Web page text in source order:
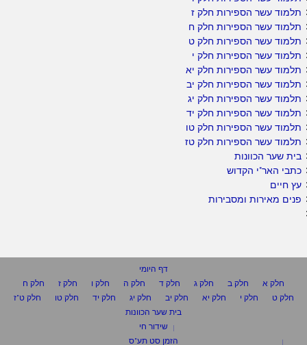
תלמוד עשר הספירות חלק ז
תלמוד עשר הספירות חלק ח
תלמוד עשר הספירות חלק ט
תלמוד עשר הספירות חלק י
תלמוד עשר הספירות חלק יא
תלמוד עשר הספירות חלק יב
תלמוד עשר הספירות חלק יג
תלמוד עשר הספירות חלק יד
תלמוד עשר הספירות חלק טו
תלמוד עשר הספירות חלק טז
בית שער הכוונות
כתבי האר"י הקדוש
עץ חיים
פנים מאירות ומסבירות
דף היומי
חלק א
חלק ב חלק ג חלק ד חלק ה חלק ו חלק ז
חלק ח
חלק ט
חלק י חלק יא חלק יב חלק יג חלק יד חלק טו
חלק ט"ז
בית שער הכוונות
שידור חי
הזמן סט תע"ס